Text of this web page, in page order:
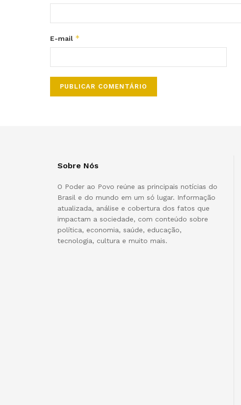
E-mail *
Sobre Nós
O Poder ao Povo reúne as principais notícias do
Brasil e do mundo em um só lugar. Informação
atualizada, análise e cobertura dos fatos que
impactam a sociedade, com conteúdo sobre
política, economia, saúde, educação,
tecnologia, cultura e muito mais.